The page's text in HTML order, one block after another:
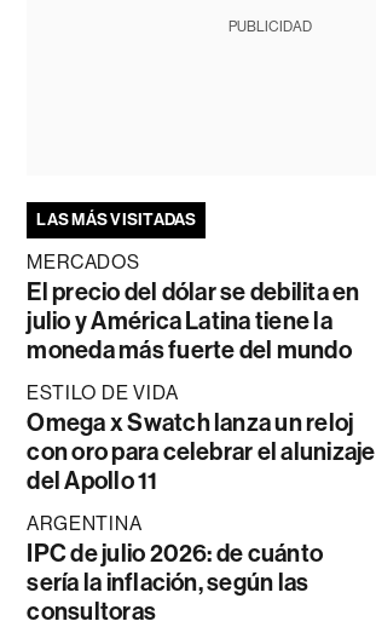
PUBLICIDAD
LAS MÁS VISITADAS
MERCADOS
El precio del dólar se debilita en
julio y América Latina tiene la
moneda más fuerte del mundo
ESTILO DE VIDA
Omega x Swatch lanza un reloj
con oro para celebrar el alunizaje
del Apollo 11
ARGENTINA
IPC de julio 2026: de cuánto
sería la inflación, según las
consultoras